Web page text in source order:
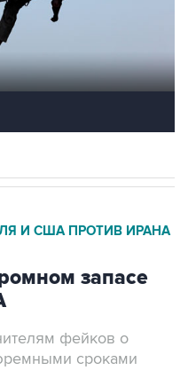
И США ПРОТИВ ИРАНА
запасе
фейков о
сроками